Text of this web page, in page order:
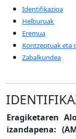
Identifikazioa
Helburuak
Eremua
Kontzeptuak eta
Zabalkundea
Eragiketaren
izandapena: